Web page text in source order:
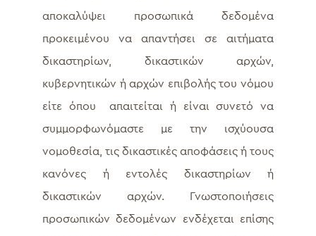
αποκαλύψει προσωπικά δεδομένα
προκειμένου να απαντήσει σε αιτήματα
δικαστηρίων, δικαστικών αρχών,
κυβερνητικών ή αρχών επιβολής του νόμου
είτε όπου απαιτείται ή είναι συνετό να
συμμορφωνόμαστε με την ισχύουσα
νομοθεσία, τις δικαστικές αποφάσεις ή τους
κανόνες ή εντολές δικαστηρίων ή
δικαστικών αρχών. Γνωστοποιήσεις
προσωπικών δεδομένων ενδέχεται επίσης